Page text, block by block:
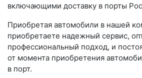
включающими доставку в порты
Приобретая автомобили в нашей
приобретаете надежный сервис,
профессиональный подход, и
от момента приобретения
в порт.